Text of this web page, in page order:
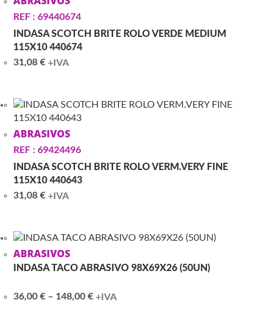
REF : 69440674
INDASA SCOTCH BRITE ROLO VERDE MEDIUM
115X10 440674
31,08€ +IVA
ABRASIVOS
REF : 69424496
INDASA SCOTCH BRITE ROLO VERM.VERY FINE
115X10 440643
31,08€ +IVA
ABRASIVOS
INDASA TACO ABRASIVO 98X69X26 (50UN)
36,00€ – 148,00€Price
+IVA